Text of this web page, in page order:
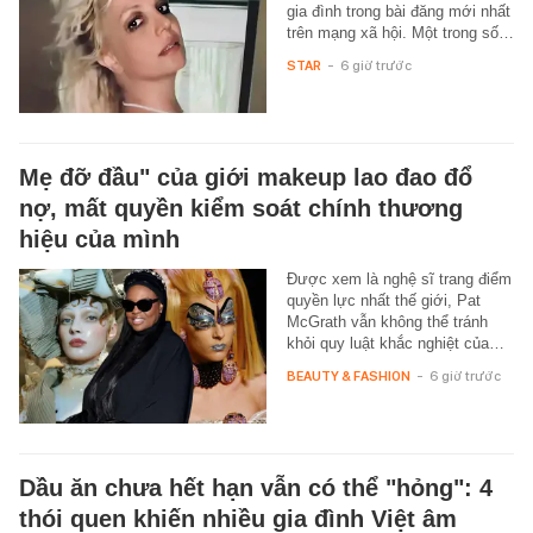
gia đình trong bài đăng mới nhất
trên mạng xã hội. Một trong số…
STAR - 6 giờ trước
Mẹ đỡ đầu" của giới makeup lao đao đổ
nợ, mất quyền kiểm soát chính thương
hiệu của mình
Được xem là nghệ sĩ trang điểm
quyền lực nhất thế giới, Pat
McGrath vẫn không thể tránh
khỏi quy luật khắc nghiệt của…
BEAUTY & FASHION - 6 giờ trước
Dầu ăn chưa hết hạn vẫn có thể "hỏng": 4
thói quen khiến nhiều gia đình Việt âm